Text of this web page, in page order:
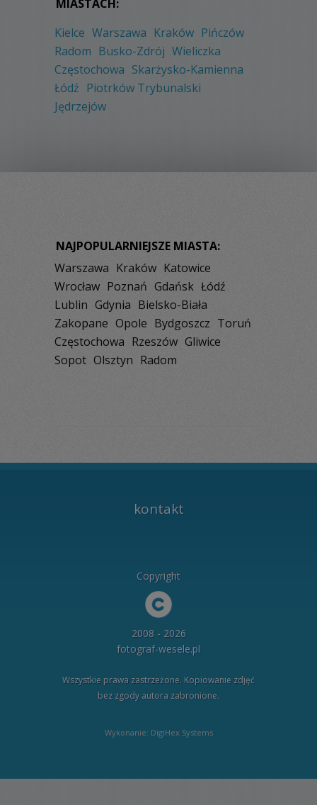
MIASTACH:
Kielce Warszawa Kraków Pińczów
Radom Busko-Zdrój Wieliczka
Częstochowa Skarżysko-Kamienna
Łódź Piotrków Trybunalski
Jędrzejów
NAJPOPULARNIEJSZE MIASTA:
Warszawa Kraków Katowice
Wrocław Poznań Gdańsk Łódź
Lublin Gdynia Bielsko-Biała
Zakopane Opole Bydgoszcz Toruń
Częstochowa Rzeszów Gliwice
Sopot Olsztyn Radom
kontakt
Copyright
2008 - 2026
fotograf-wesele.pl
Wszystkie prawa zastrzeżone. Kopiowanie zdjęć
bez zgody autora zabronione.
Wykonanie: DigiHex Systems